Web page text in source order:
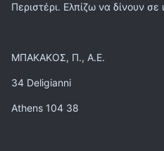
Περιστέρι. Ελπίζω να δίνουν σε
ΜΠΑΚΑΚΟΣ, Π., Α.Ε.
34 Deligianni
Athens 104 38